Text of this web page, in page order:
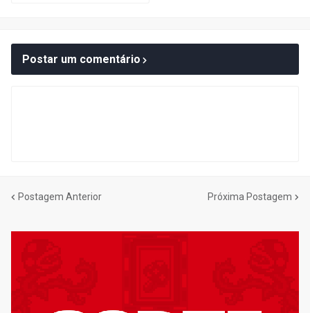
Postar um comentário
Postagem Anterior Próxima Postagem